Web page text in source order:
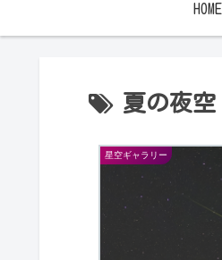
HOME
夏の夜空
星空ギャラリー